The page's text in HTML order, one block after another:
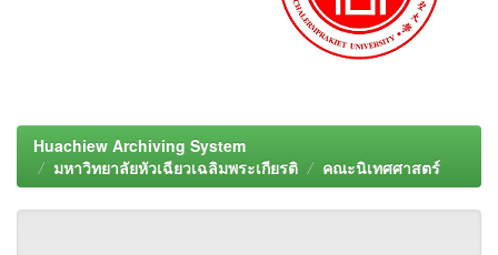
Huachiew Archiving System
มหาวิทยาลัยหัวเฉียวเฉลิมพระเกียรติ
คณะนิเทศศาสตร์